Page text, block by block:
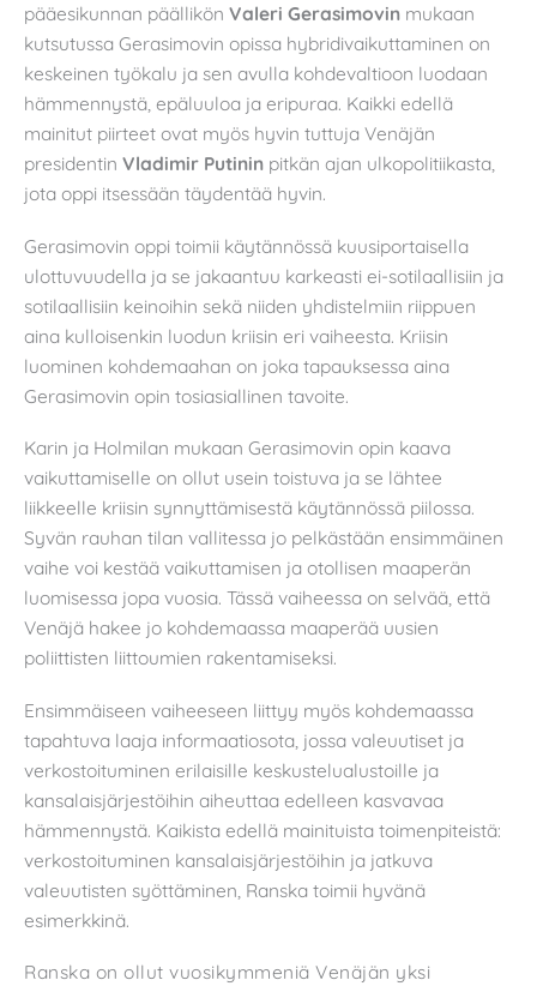
pääesikunnan päällikön Valeri Gerasimovin mukaan
kutsutussa Gerasimovin opissa hybridivaikuttaminen on
keskeinen työkalu ja sen avulla kohdevaltioon luodaan
hämmennystä, epäluuloa ja eripuraa. Kaikki edellä
mainitut piirteet ovat myös hyvin tuttuja Venäjän
presidentin Vladimir Putinin pitkän ajan ulkopolitiikasta,
jota oppi itsessään täydentää hyvin.
Gerasimovin oppi toimii käytännössä kuusiportaisella
ulottuvuudella ja se jakaantuu karkeasti ei-sotilaallisiin ja
sotilaallisiin keinoihin sekä niiden yhdistelmiin riippuen
aina kulloisenkin luodun kriisin eri vaiheesta. Kriisin
luominen kohdemaahan on joka tapauksessa aina
Gerasimovin opin tosiasiallinen tavoite.
Karin ja Holmilan mukaan Gerasimovin opin kaava
vaikuttamiselle on ollut usein toistuva ja se lähtee
liikkeelle kriisin synnyttämisestä käytännössä piilossa.
Syvän rauhan tilan vallitessa jo pelkästään ensimmäinen
vaihe voi kestää vaikuttamisen ja otollisen maaperän
luomisessa jopa vuosia. Tässä vaiheessa on selvää, että
Venäjä hakee jo kohdemaassa maaperää uusien
poliittisten liittoumien rakentamiseksi.
Ensimmäiseen vaiheeseen liittyy myös kohdemaassa
tapahtuva laaja informaatiosota, jossa valeuutiset ja
verkostoituminen erilaisille keskustelualustoille ja
kansalaisjärjestöihin aiheuttaa edelleen kasvavaa
hämmennystä. Kaikista edellä mainituista toimenpiteistä:
verkostoituminen kansalaisjärjestöihin ja jatkuva
valeuutisten syöttäminen, Ranska toimii hyvänä
esimerkkinä.
Ranska on ollut vuosikymmeniä Venäjän yksi